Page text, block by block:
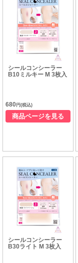
シールコンシーラー
B10ミルキー M 3枚入
680 円(税込)
商品ページを見る
シールコンシーラー
B30ライト M 3枚入